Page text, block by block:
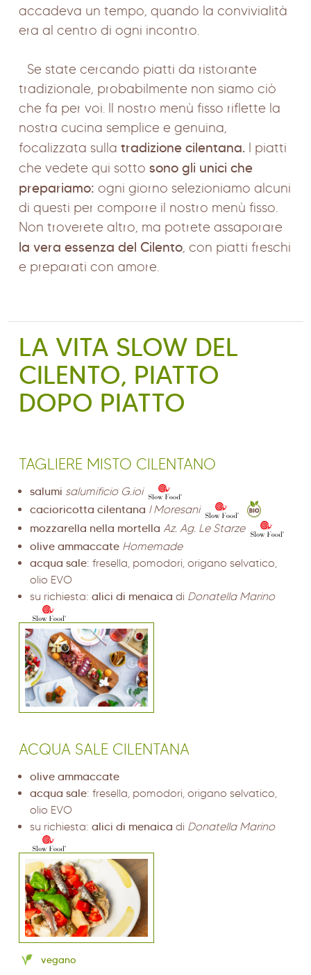
accadeva un tempo, quando la convivialità
era al centro di ogni incontro.
Se state cercando piatti da ristorante
tradizionale, probabilmente non siamo ciò
che fa per voi. Il nostro menù fisso riflette la
nostra cucina semplice e genuina,
focalizzata sullatradizione cilentana. I piatti
che vedete qui sottosono gli unici che
prepariamo: ogni giorno selezioniamo alcuni
di questi per comporre il nostro menù fisso.
Non troverete altro, ma potrete assaporare
la vera essenza del Cilento, con piatti freschi
e preparati con amore.
LA VITA SLOW DEL
CILENTO, PIATTO
DOPO PIATTO
TAGLIERE MISTO CILENTANO
salumi salumificio G.ioi
cacioricotta cilentana I Moresani
mozzarella nella mortella Az. Ag. Le Starze
olive ammaccate Homemade
acqua sale: fresella, pomodori, origano selvatico,
olio EVO
su richiesta:alici di menaica di Donatella Marino
ACQUA SALE CILENTANA
olive ammaccate
acqua sale: fresella, pomodori, origano selvatico,
olio EVO
su richiesta:alici di menaica di Donatella Marino
vegano